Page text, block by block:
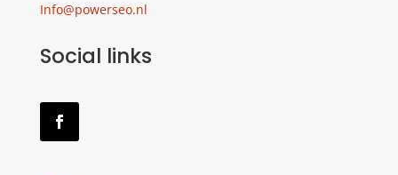
Info@powerseo.nl
Social links